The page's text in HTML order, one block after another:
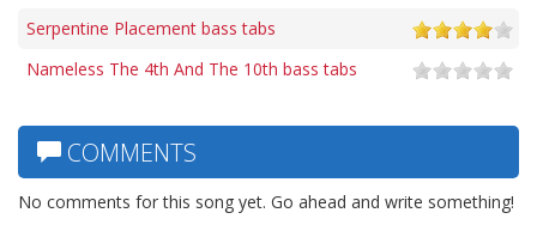
Serpentine Placement bass tabs
Nameless The 4th And The 10th bass tabs
COMMENTS
No comments for this song yet. Go ahead and write something!